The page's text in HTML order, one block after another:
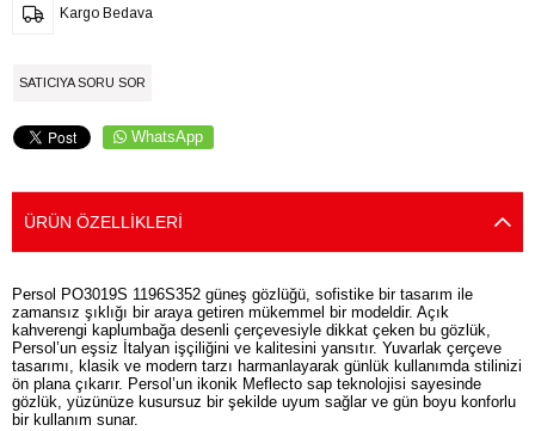
Kargo Bedava
SATICIYA SORU SOR
WhatsApp
ÜRÜN ÖZELLIKLERI
Persol PO3019S 1196S352 güneş gözlüğü, sofistike bir tasarım ile
zamansız şıklığı bir araya getiren mükemmel bir modeldir. Açık
kahverengi kaplumbağa desenli çerçevesiyle dikkat çeken bu gözlük,
Persol’un eşsiz İtalyan işçiliğini ve kalitesini yansıtır. Yuvarlak çerçeve
tasarımı, klasik ve modern tarzı harmanlayarak günlük kullanımda stilinizi
ön plana çıkarır. Persol’un ikonik Meflecto sap teknolojisi sayesinde
gözlük, yüzünüze kusursuz bir şekilde uyum sağlar ve gün boyu konforlu
bir kullanım sunar.